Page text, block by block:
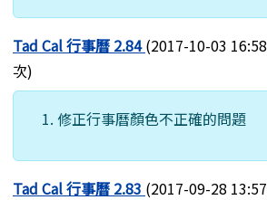
Tad Cal 行事曆 2.84(2017-10-03
次)
修正行事曆顏色不正確的問題
Tad Cal 行事曆 2.83 (2017-09-28